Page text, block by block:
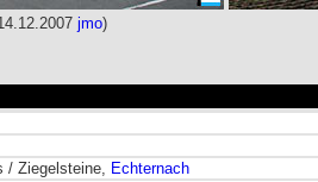
jmo)
/ Ziegelsteine, Echternach